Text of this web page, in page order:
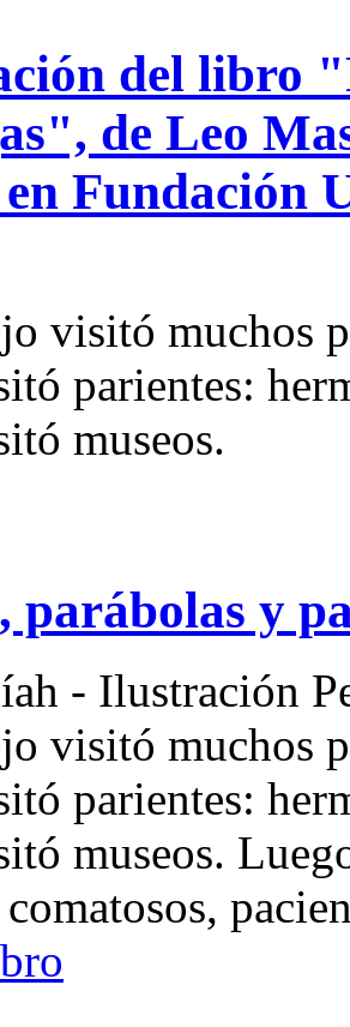
del libro
de Leo
Fundación
visitó muchos
parientes:
museos.
parábolas y
- Ilustración
visitó muchos
parientes:
museos.